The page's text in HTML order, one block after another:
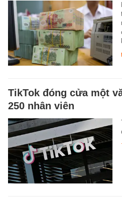
TikTok đóng cửa một
250 nhân viên